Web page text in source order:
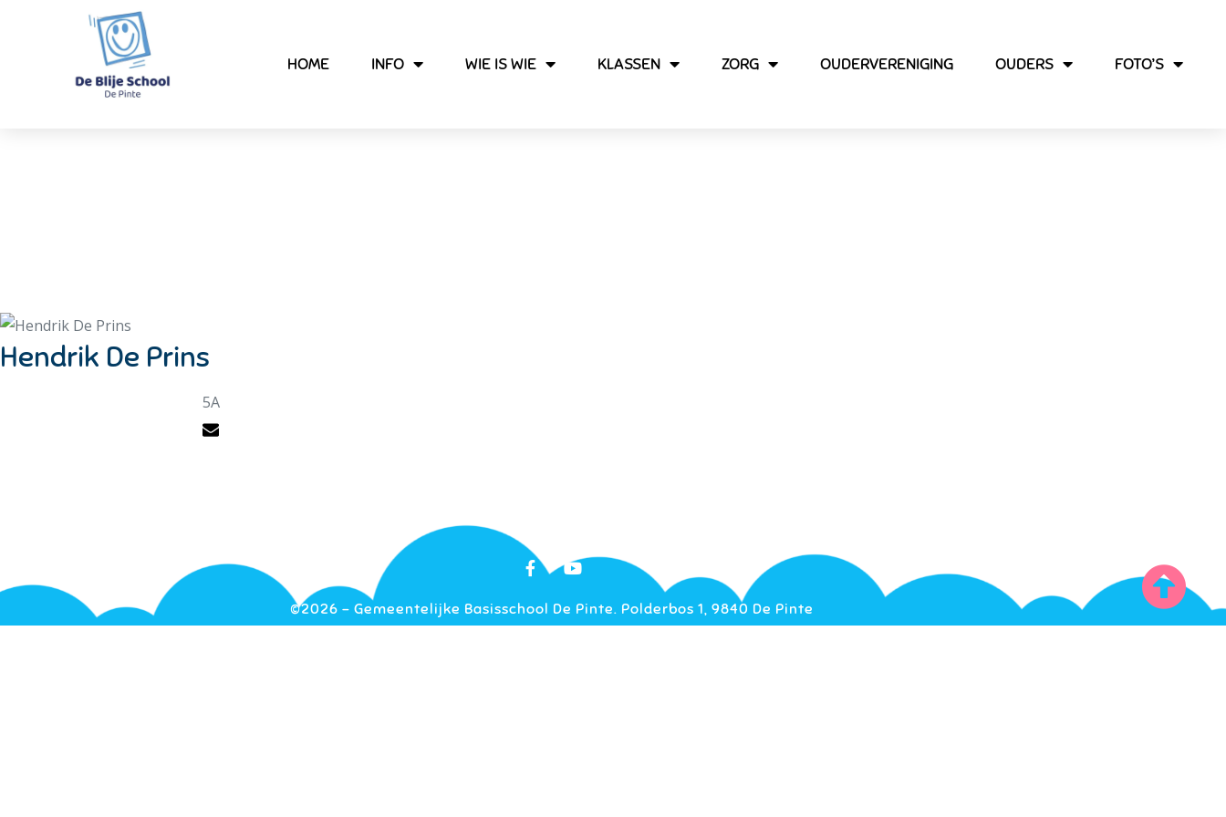
HOME INFO WIE IS WIE KLASSEN ZORG OUDERVERENIGING OUDERS FOTO’S
Hendrik De Prins
5A
©2026 - Gemeentelijke Basisschool De Pinte. Polderbos 1, 9840 De Pinte